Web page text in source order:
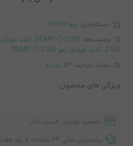
دسته‌بندی: رمو Remo
برچسب‌ها: REMO C-2100
, کاغذ خردکن
2100
, کاغذ خردکن رمو REMO C-2100
تعداد بازدید: 53 بازدید
ویژگی های محصول:
تضمین بهترین قیمت بازار
پشتیبانی عالی ۲۴ ساعته، ۷ روز هفته